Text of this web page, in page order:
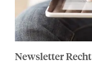
Newsletter Recht